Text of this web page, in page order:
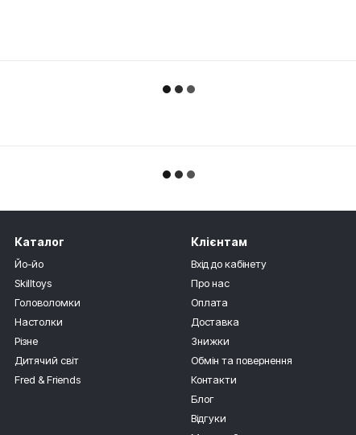
Каталог
Йо-йо
Skilltoys
Головоломки
Настолки
Різне
Дитячий світ
Fred & Friends
Клієнтам
Вхід до кабінету
Про нас
Оплата
Доставка
Знижки
Обмін та повернення
Контакти
Блог
Відгуки